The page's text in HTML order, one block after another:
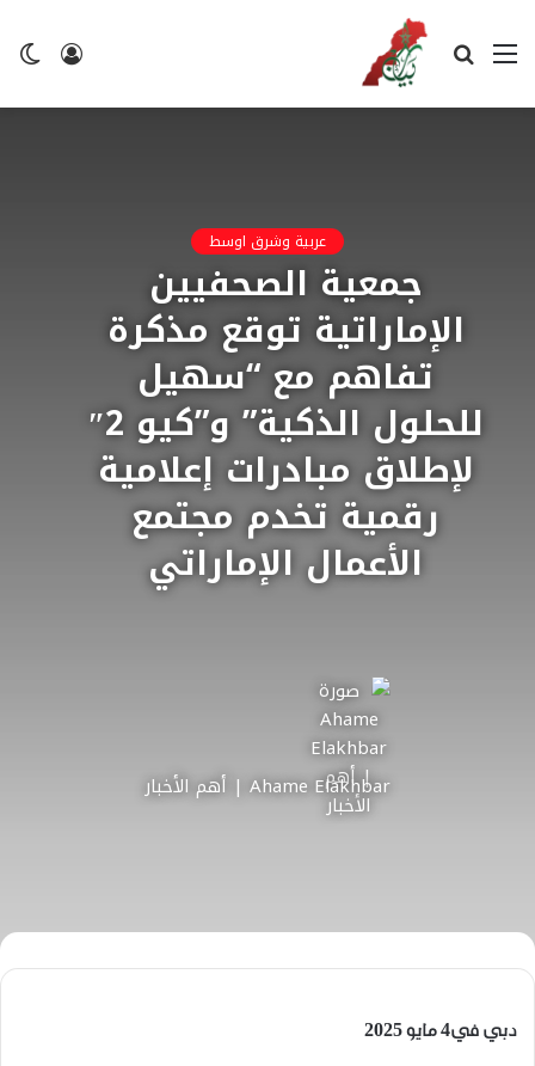
تسجيل
القائمة بحث
عربية وشرق اوسط
جمعية الصحفيين
الإماراتية توقع مذكرة
تفاهم مع “سهيل
للحلول الذكية” و”كيو 2″
لإطلاق مبادرات إعلامية
رقمية تخدم مجتمع
الأعمال الإماراتي
Ahame Elakhbar | أهم الأخبار
دبي في4 مايو 2025